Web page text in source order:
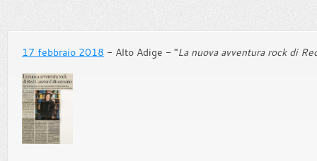
17 febbraio 2018 - Alto Adige - "La nuova avventura rock di